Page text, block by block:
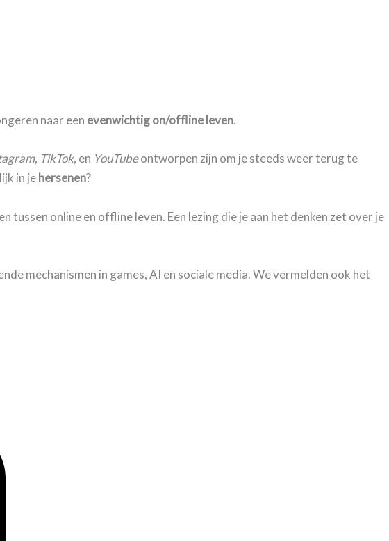
naar een evenwichtig on/offline leven.
, TikTok, en YouTubeontworpen zijn om je steeds weer terug te
in jehersenen?
online en offline leven. Een lezing die je aan het denken zet over je
mechanismen in games, AI en sociale media. We vermelden ook het